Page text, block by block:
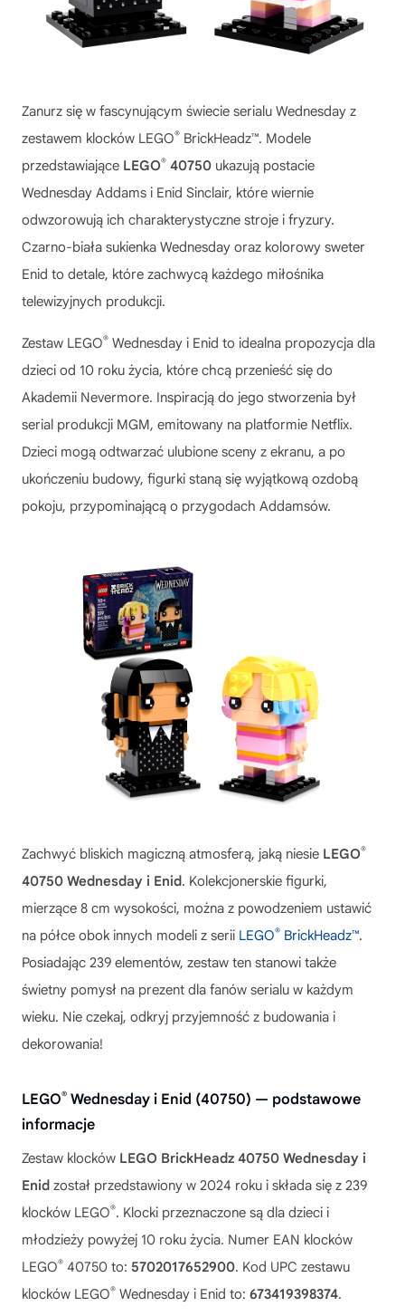
Zanurz się w fascynującym świecie serialu Wednesday z
zestawem klocków LEGO® BrickHeadz™. Modele
przedstawiające LEGO® 40750 ukazują postacie
Wednesday Addams i Enid Sinclair, które wiernie
odwzorowują ich charakterystyczne stroje i fryzury.
Czarno-biała sukienka Wednesday oraz kolorowy sweter
Enid to detale, które zachwycą każdego miłośnika
telewizyjnych produkcji.
Zestaw LEGO® Wednesday i Enid to idealna propozycja dla
dzieci od 10 roku życia, które chcą przenieść się do
Akademii Nevermore. Inspiracją do jego stworzenia był
serial produkcji MGM, emitowany na platformie Netflix.
Dzieci mogą odtwarzać ulubione sceny z ekranu, a po
ukończeniu budowy, figurki staną się wyjątkową ozdobą
pokoju, przypominającą o przygodach Addamsów.
Zachwyć bliskich magiczną atmosferą, jaką niesie LEGO®
40750 Wednesday i Enid. Kolekcjonerskie figurki,
mierzące 8 cm wysokości, można z powodzeniem ustawić
na półce obok innych modeli z serii LEGO® BrickHeadz™.
Posiadając 239 elementów, zestaw ten stanowi także
świetny pomysł na prezent dla fanów serialu w każdym
wieku. Nie czekaj, odkryj przyjemność z budowania i
dekorowania!
LEGO® Wednesday i Enid (40750) — podstawowe
informacje
Zestaw klocków LEGO BrickHeadz 40750 Wednesday i
Enid został przedstawiony w 2024 roku i składa się z 239
klocków LEGO®. Klocki przeznaczone są dla dzieci i
młodzieży powyżej 10 roku życia. Numer EAN klocków
LEGO® 40750 to: 5702017652900. Kod UPC zestawu
klocków LEGO® Wednesday i Enid to: 673419398374.